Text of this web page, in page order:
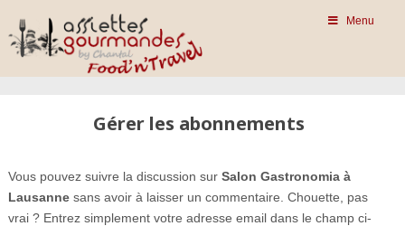
Menu
Gérer les abonnements
Vous pouvez suivre la discussion sur Salon Gastronomia à
Lausannesans avoir à laisser un commentaire. Chouette, pas
vrai ? Entrez simplement votre adresse email dans le champ ci-